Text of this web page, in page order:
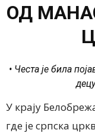
ОД
• Честа је била
У крају
где је српска